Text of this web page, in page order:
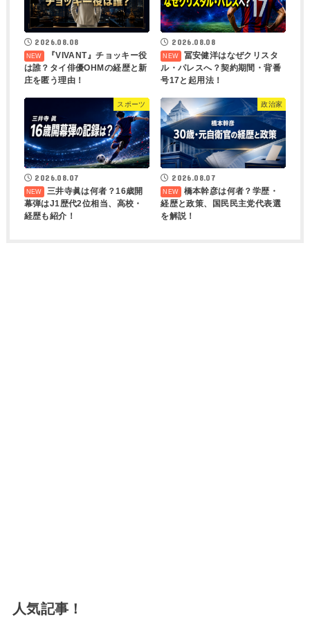
2026.08.08
『VIVANT』チョッキー役
は誰？タイ俳優OHMの経歴と新
庄を匿う理由！
2026.08.08
冨安健洋はなぜクリスタ
ル・パレスへ？契約期間・背番
号17と起用法！
スポーツ
2026.08.07
三井寺眞は何者？16歳開
幕弾はJ1歴代2位相当、高校・
経歴も紹介！
政治家
2026.08.07
橋本幹彦は何者？学歴・
経歴と政策、国民民主党代表選
を解説！
人気記事！